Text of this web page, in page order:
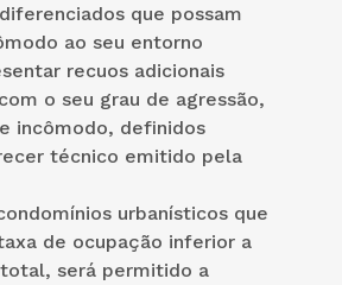
que possam
ao seu entorno
recuos adicionais
o seu grau de agressão,
incômodo, definidos
técnico emitido pela
urbanísticos que
de ocupação inferior a
será permitido a